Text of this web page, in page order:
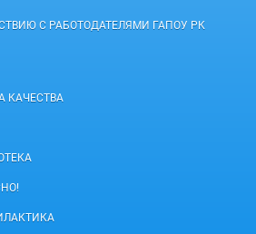
С РАБОТОДАТЕЛЯМИ ГАПОУ РК
КАЧЕСТВА